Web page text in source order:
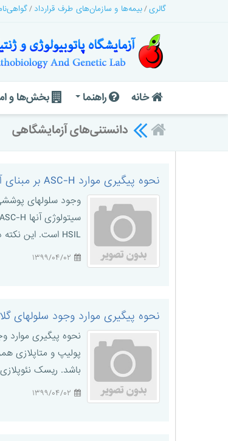
گالری بیمه‌ها و سازمان‌های طرف قرارداد
خانه راهنما بخش‌ها و
دانستنی‌های آزمایشگاهی
نحوه پیگیری موارد ASC-H بر مبنای آخرین دستورالعمل ASCCP
HSIL است. این نکته در مورد زنان ۲۱ تا ۲۴ ساله هم صادق بوده، هرچند که در مقایسه با زنان مسن تر ریسک کمتری ب ...
نحوه پیگیری موارد وجود سلولهای
پولیپ و متاپلازی
باشد. ریسک نئوپلازی زمانی که نتیجه